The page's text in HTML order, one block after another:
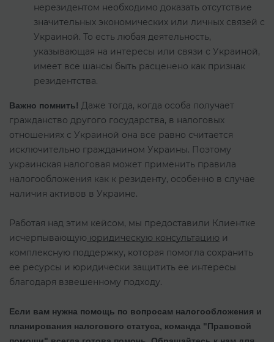
нерезидентом необходимо доказать отсутствие
значительных экономических или личных связей с
Украиной. То есть любая деятельность,
указывающая на интересы или связи с Украиной,
имеет все шансы быть расценено как признак
резидентства.
Важно помнить! Даже тогда, когда особа получает
гражданство другого государства, в налоговых
отношениях с Украиной она все равно считается
исключительно гражданином Украины. Поэтому
украинская налоговая может применить правила
налогообложения как к резиденту, особенно в случае
наличия активов в Украине.
Работая над этим кейсом, мы предоставили Клиентке
исчерпывающую юридическую консультацию и
комплексную поддержку, которая помогла сохранить
ее ресурсы и юридически защитить ее интересы
благодаря взвешенному подходу.
Если вам нужна помощь по вопросам налогообложения и
планирования налогового статуса, команда "Правовой